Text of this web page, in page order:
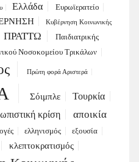
Ελλάδα Ευρωϊερατείο
Κυβέρνηση Κοινωνικής
ΠΡΑΤΤΩ
Παιδιατρικής
Νοσοκομείου Τρικάλων
Πρώτη φορά Αριστερά
Σόιμπλε Τουρκία
κρίση
αποικία
ελληνισμός εξουσία
κλεπτοκρατισμός